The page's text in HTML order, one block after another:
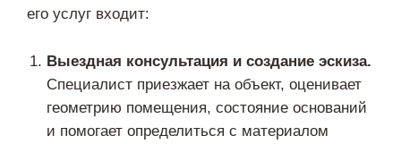
его услуг входит:
Выездная консультация и создание эскиза.
Специалист приезжает на объект, оценивает
геометрию помещения, состояние оснований
и помогает определиться с материалом